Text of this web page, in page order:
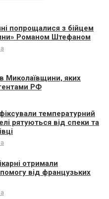
попрощалися з бійцем
Романом Штефаном
Миколаївщини, яких
РФ
температурний
рятуються від спеки та
отримали
від французьких